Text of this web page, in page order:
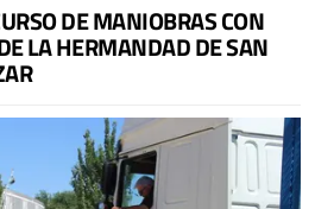
DE MANIOBRAS CON
LA HERMANDAD DE SAN